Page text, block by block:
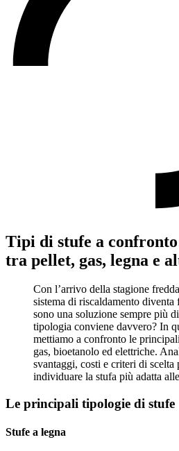
Tipi di stufe a
tra pellet, gas, legna e
Con l’arrivo della stagione
sistema di riscaldamento
sono una soluzione sempre più
tipologia conviene davvero? In
mettiamo a confronto le
gas, bioetanolo ed elettriche.
svantaggi, costi e criteri di scelta
individuare la stufa più adatta
Le principali tipologie di stufe
Stufe a legna